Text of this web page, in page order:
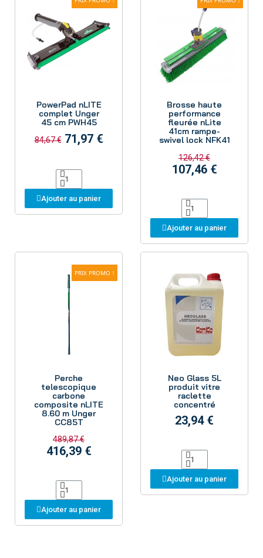
PowerPad nLITE
complet Unger
45 cm PWH45
84,67 € 71,97 €
Ajouter au panier
Brosse haute
performance
fleurée nLite
41cm rampe-
swivel lock NFK41
126,42 €
107,46 €
Ajouter au panier
PRIX PROMO !
Perche
telescopique
carbone
composite nLITE
8.60 m Unger
CC85T
489,87 €
416,39 €
Ajouter au panier
Neo Glass 5L
produit vitre
raclette
concentré
23,94 €
Ajouter au panier